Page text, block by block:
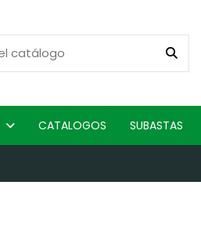
CATALOGOS SUBASTAS